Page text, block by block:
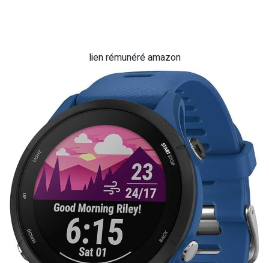
lien rémunéré amazon